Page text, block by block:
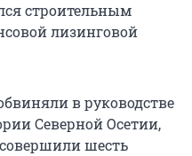
строительным
лизинговой
в руководстве
Северной Осетии,
совершили шесть